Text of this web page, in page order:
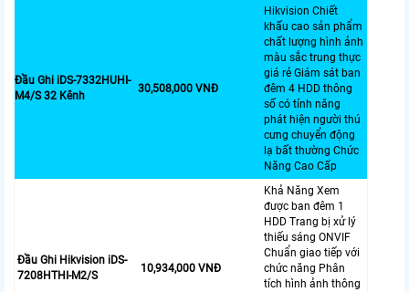
Đầu Ghi iDS-7332HUHI-
M4/S 32 Kênh
30,508,000 VNĐ
Hikvision Chiết
khấu cao sản phẩm
chất lượng hình ảnh
màu sắc trung thực
giá rẻ Giám sát ban
đêm 4 HDD thông
số có tính năng
phát hiện người thú
cưng chuyển động
lạ bất thường Chức
Năng Cao Cấp
Đầu Ghi Hikvision iDS-
7208HTHI-M2/S
10,934,000 VNĐ
Khả Năng Xem
được ban đêm 1
HDD Trang bị xử lý
thiếu sáng ONVIF
Chuẩn giao tiếp với
chức năng Phân
tích hình ảnh thông